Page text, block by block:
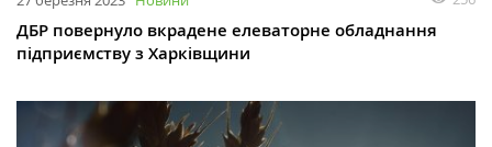
ДБР повернуло вкрадене елеваторне обладнання
підприємству з Харківщини